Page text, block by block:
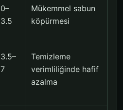
0–
3.5
Mükemmel sabun
köpürmesi
3.5–
7
Temizleme
verimliliğinde hafif
azalma